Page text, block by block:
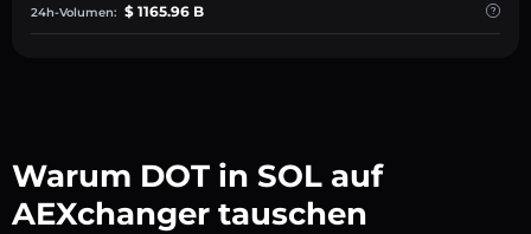
24h-Volumen: $ 1165.96 B
Warum DOT in SOL auf
AEXchanger tauschen